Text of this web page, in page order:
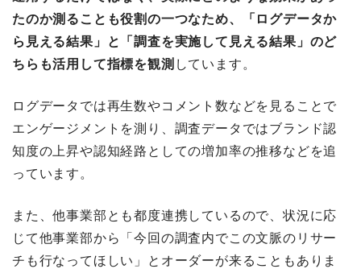
たのか測ることも役割の一つなため、「ログデータか
ら見える結果」と「調査を実施して見える結果」のど
ちらも活用して指標を観測 しています。
ログデータでは再生数やコメント数などを見ることで
エンゲージメントを測り、調査データではブランド認
知度の上昇や認知経路としての増加率の推移などを追
っています。
また、他事業部とも都度連携しているので、状況に応
じて他事業部から「今回の調査内でこの文脈のリサー
チも行なってほしい」とオーダーが来ることもありま